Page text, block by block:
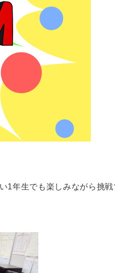
1年生でも楽しみながら挑